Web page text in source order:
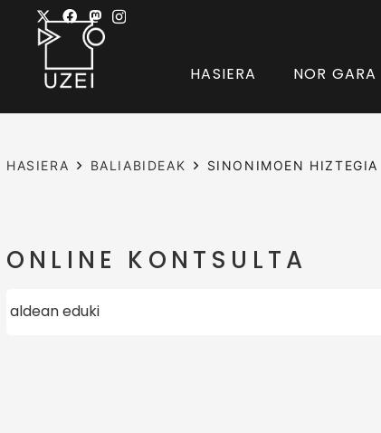
HASIERA NOR GARA
HASIERA BALIABIDEAK SINONIMOEN
ONLINE KONTSULTA